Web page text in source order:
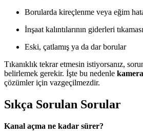
Borularda kireçlenme veya eğim
İnşaat kalıntılarının giderleri tıkaması
Eski, çatlamış ya da dar borular
Tıkanıklık tekrar etmesin istiyorsanız,
belirlemek gerekir. İşte bu nedenle
çözümler için vazgeçilmezdir.
Sıkça Sorulan Sorular
Kanal açma ne kadar sürer?